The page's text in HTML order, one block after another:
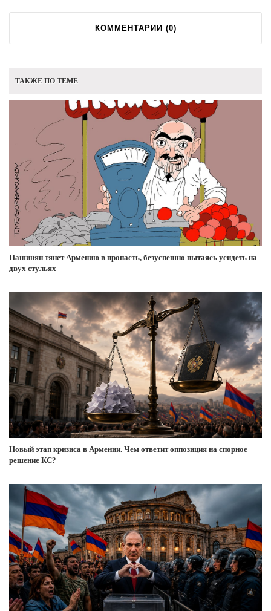
КОММЕНТАРИИ (0)
ТАКЖЕ ПО ТЕМЕ
Пашинян тянет Армению в пропасть, безуспешно пытаясь усидеть на
двух стульях
Новый этап кризиса в Армении. Чем ответит оппозиция на спорное
решение КС?